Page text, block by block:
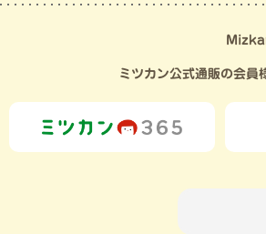
ミツカン公式通販の会員